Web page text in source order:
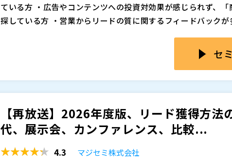
ている方 ・広告やコンテンツへの投資対効果が感じられず、
探している方 ・営業からリードの質に関するフィードバック
Zoom ※URLは直前にメールにてご連絡いたします。 ※「
m」からのメールが迷惑メールとならないよう、メールの設定
ード獲得の設計段階にあります。数を集めることに最適化さ
率と乖離しやすく、失注の連鎖を生みやすい構造になっていま
るリードをどう設計・獲得するか」の具体的なノウハウをお伝
株式会社AdAI 江藤 久昌
の原因は、マーケ・IS・営業の3部門が抱える「温度感の分断」
セ
【再放送】2026年度版、リード獲得方法
代、展示会、カンファレンス、比較...
4.3
マジセミ株式会社